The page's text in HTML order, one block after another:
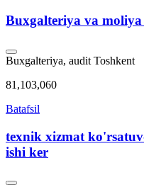
Buxgalteriya va
Buxgalteriya, audit Toshkent
81,103,060
Batafsil
texnik xizmat
ishi ker